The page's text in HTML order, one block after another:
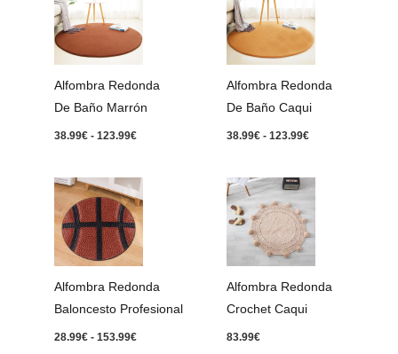
Alfombra Redonda
De Baño Marrón
38.99€ - 123.99€
38.99€
hasta
Alfombra Redonda
De Baño Caqui
38.99€ - 123.99€
precios:
desde
38.99€
hasta
123.99€
Alfombra Redonda
Baloncesto Profesional
28.99€ - 153.99€
Rango
de
precios:
desde
153.99€
Alfombra Redonda
Crochet Caqui
83.99€